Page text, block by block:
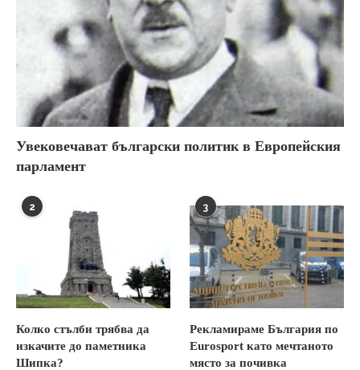
Увековечават български политик в Европейския
парламент
2
Колко стълби трябва да
изкачите до паметника
Шипка?
3
Рекламираме България по
Eurosport като мечтаното
място за почивка